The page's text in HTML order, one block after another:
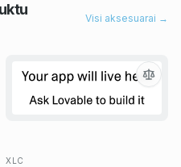
Visi aksesuarai →
XLC